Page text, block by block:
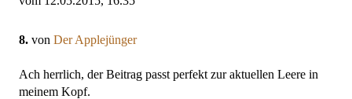
8. von Der Applejünger
Ach herrlich, der Beitrag passt perfekt zur aktuellen Leere in
meinem Kopf.